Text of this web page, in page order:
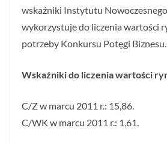
wskaźniki Instytutu
wykorzystuje do liczenia wartości
potrzeby Konkursu Potęgi Biznesu.
Wskaźniki do liczenia wartości
C/Z w marcu 2011 r.: 15,86.
C/WK w marcu 2011 r.: 1,61.